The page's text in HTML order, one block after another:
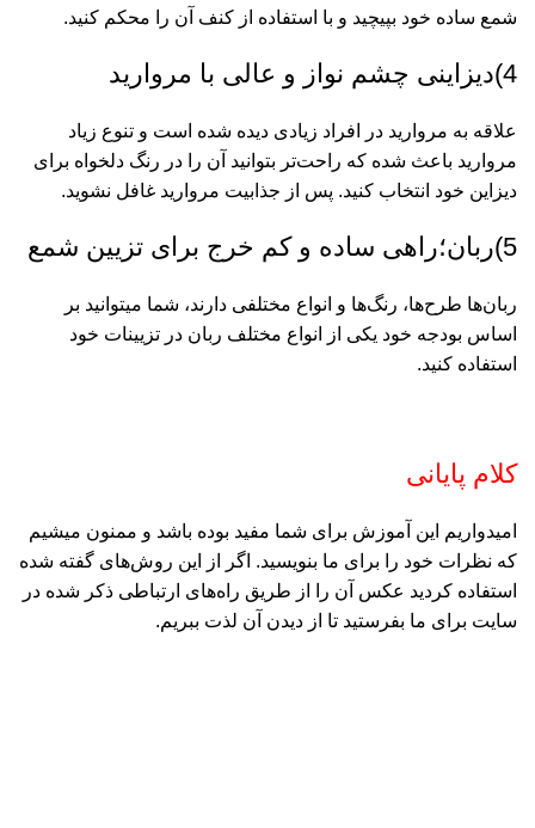
شمع ساده خود بپیچید و با استفاده از کنف آن را محکم کنید.
4)دیزاینی چشم نواز و عالی با مروارید
علاقه به مروارید در افراد زیادی دیده شده است و تنوع زیاد
مروارید باعث شده که راحت‌تر بتوانید آن را در رنگ دلخواه برای
دیزاین خود انتخاب کنید. پس از جذابیت مروارید غافل نشوید.
5)ربان؛راهی ساده و کم خرج برای تزیین شمع
ربان‌ها طرح‌ها، رنگ‌ها و انواع مختلفی دارند، شما میتوانید بر
اساس بودجه خود یکی از انواع مختلف ربان در تزیینات خود
استفاده کنید.
کلام پایانی
امیدواریم این آموزش برای شما مفید بوده باشد و ممنون میشیم
که نظرات خود را برای ما بنویسید. اگر از این روش‌های گفته شده
استفاده کردید عکس آن را از طریق را‌ه‌های ارتباطی ذکر شده در
سایت برای ما بفرستید تا از دیدن آن لذت ببریم.